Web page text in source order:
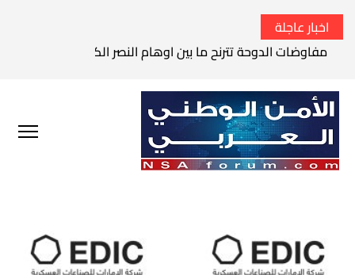
اخبار عاجلة
مفاوضات الدوحة تترنح ما بين اوهام النصر الكامل وواقع